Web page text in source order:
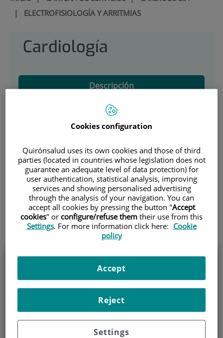
| ELECTROFISIOLOGÍA Y ARRITMIAS
Cardiología
Descripción
Cardiología Clínica
Chequeos Cardiovasculares y Segunda Opinión
Cardiología intervencionista y hemodinámica
Electrofisiología y Arritmias
Cardiología Deportiva
Equipo Médico
Solicita más información
sobre la Unidad de
Electrofisiología y Arritmias
Cookies configuration
Quirónsalud uses its own cookies and those of third
parties (located in countries whose legislation does not
guarantee an adequate level of data protection) for
user authentication, statistical analysis, improving
services and showing personalised advertising
through the analysis of your navigation. You can
accept all cookies by pressing the button "Accept
cookies" or configure/refuse them their use from this
Settings. For more information click here: Cookie
policy
Settings
Reject
Accept